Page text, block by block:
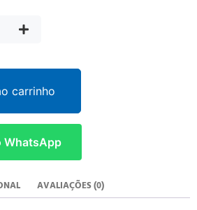
carrinho
WhatsApp
AVALIAÇÕES (0)